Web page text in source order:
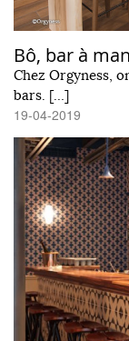
Bô, bar à
Chez Orgyness,
bars. […]
19-04-2019